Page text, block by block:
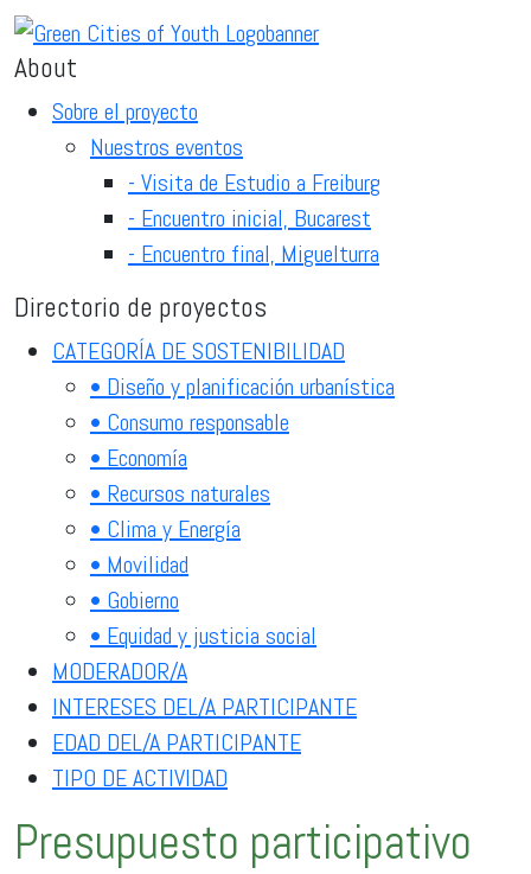
About
Sobre el proyecto
Nuestros eventos
- Visita de Estudio a Freiburg
- Encuentro inicial, Bucarest
- Encuentro final, Miguelturra
Directorio de proyectos
CATEGORÍA DE SOSTENIBILIDAD
• Diseño y planificación urbanística
• Consumo responsable
• Economía
• Recursos naturales
• Clima y Energía
• Movilidad
• Gobierno
• Equidad y justicia social
MODERADOR/A
INTERESES DEL/A PARTICIPANTE
EDAD DEL/A PARTICIPANTE
TIPO DE ACTIVIDAD
Presupuesto participativo